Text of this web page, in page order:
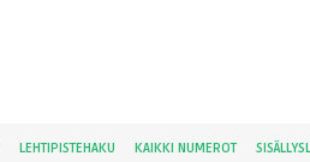
LEHTIPISTEHAKU KAIKKI NUMEROT